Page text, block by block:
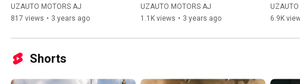
MUSOBAQALARDAN
BOSHLANADI | ZO'R TV
UZAUTO MOTORS AJ
817 views • 3 years ago
SEVIMLI TV
UZAUTO MOTORS AJ
1.1K views • 3 years ago
6.9K
Shorts